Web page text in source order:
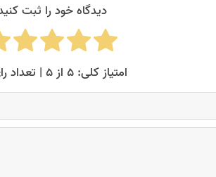
دیدگاه خود را ثبت
امتیاز کلی: ۵ از ۵ | تعداد رای: ۳